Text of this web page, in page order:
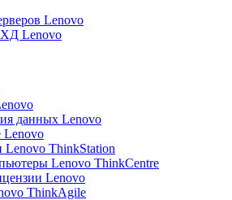
Lenovo
Lenovo
данных Lenovo
Lenovo ThinkStation
Lenovo ThinkCentre
Lenovo
ThinkAgile